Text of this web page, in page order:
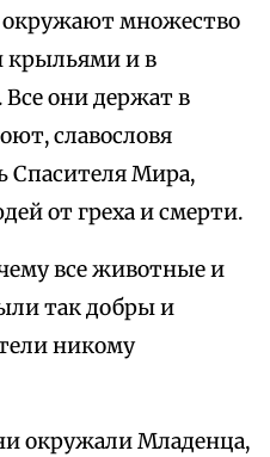
окружают множество
крыльями и в
они держат в
славословя
Спасителя Мира,
от греха и смерти.
все животные и
так добры и
никому
окружали Младенца,